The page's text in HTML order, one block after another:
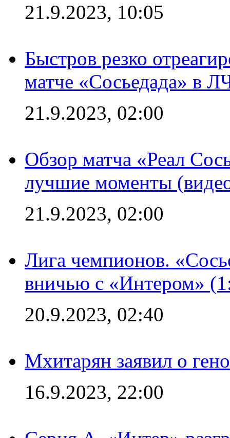
21.9.2023, 10:05
Быстров резко
матче «Сосьедада» в
21.9.2023, 02:00
Обзор матча «Реал
лучшие моменты
21.9.2023, 02:00
Лига чемпионов.
вничью с «Интером»
20.9.2023, 02:40
Мхитарян заявил о
16.9.2023, 22:00